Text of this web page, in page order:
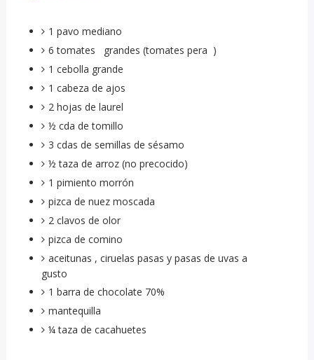
1 pavo mediano
6 tomates grandes (tomates pera )
1 cebolla grande
1 cabeza de ajos
2 hojas de laurel
½ cda de tomillo
3 cdas de semillas de sésamo
½ taza de arroz (no precocido)
1 pimiento morrón
pizca de nuez moscada
2 clavos de olor
pizca de comino
aceitunas , ciruelas pasas y pasas de uvas a
gusto
1 barra de chocolate 70%
mantequilla
¼ taza de cacahuetes